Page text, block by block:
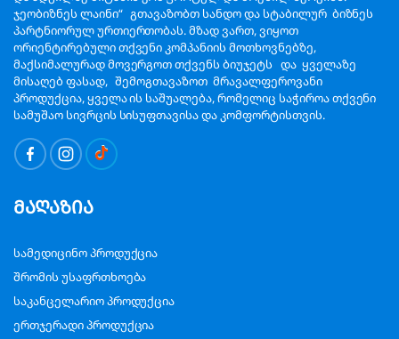
ჯეობიზნეს ლაინი“ გთავაზობთ სანდო და სტაბილურ ბიზნეს
პარტნიორულ ურთიერთობას. მზად ვართ, ვიყოთ
ორიენტირებული თქვენი კომპანიის მოთხოვნებზე,
მაქსიმალურად მოვერგოთ თქვენს ბიუჯეტს და ყველაზე
მისაღებ ფასად, შემოგთავაზოთ მრავალფეროვანი
პროდუქცია, ყველა ის საშუალება, რომელიც საჭიროა თქვენი
სამუშაო სივრცის სისუფთავისა და კომფორტისთვის.
მაღაზია
სამედიცინო პროდუქცია
შრომის უსაფრთხოება
საკანცელარიო პროდუქცია
ერთჯერადი პროდუქცია